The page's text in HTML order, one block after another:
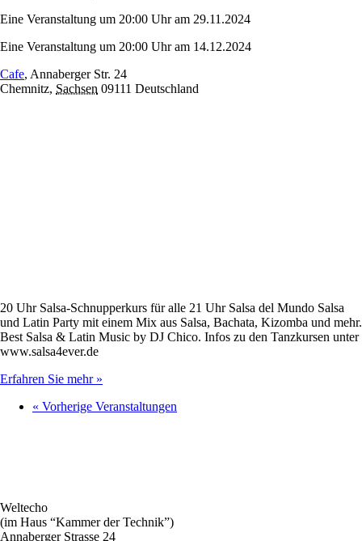
Eine Veranstaltung um 20:00 Uhr am 29.11.2024
Eine Veranstaltung um 20:00 Uhr am 14.12.2024
Cafe, Annaberger Str. 24
Chemnitz, Sachsen 09111 Deutschland
20 Uhr Salsa-Schnupperkurs für alle 21 Uhr Salsa del Mundo Salsa
und Latin Party mit einem Mix aus Salsa, Bachata, Kizomba und mehr.
Best Salsa & Latin Music by DJ Chico. Infos zu den Tanzkursen unter
www.salsa4ever.de
Erfahren Sie mehr »
« Vorherige Veranstaltungen
Weltecho
(im Haus “Kammer der Technik”)
Annaberger Strasse 24